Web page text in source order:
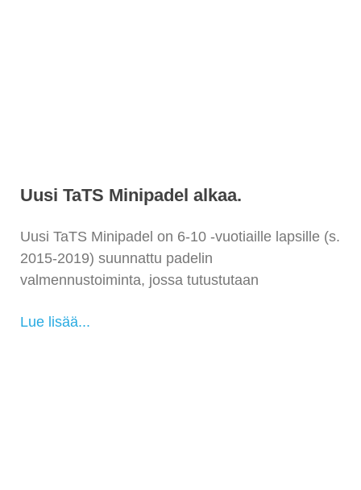
Uusi TaTS Minipadel alkaa.
Uusi TaTS Minipadel on 6-10 -vuotiaille lapsille (s.
2015-2019) suunnattu padelin
valmennustoiminta, jossa tutustutaan
Lue lisää...